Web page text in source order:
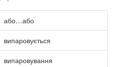
або…або
випаровується
випаровування